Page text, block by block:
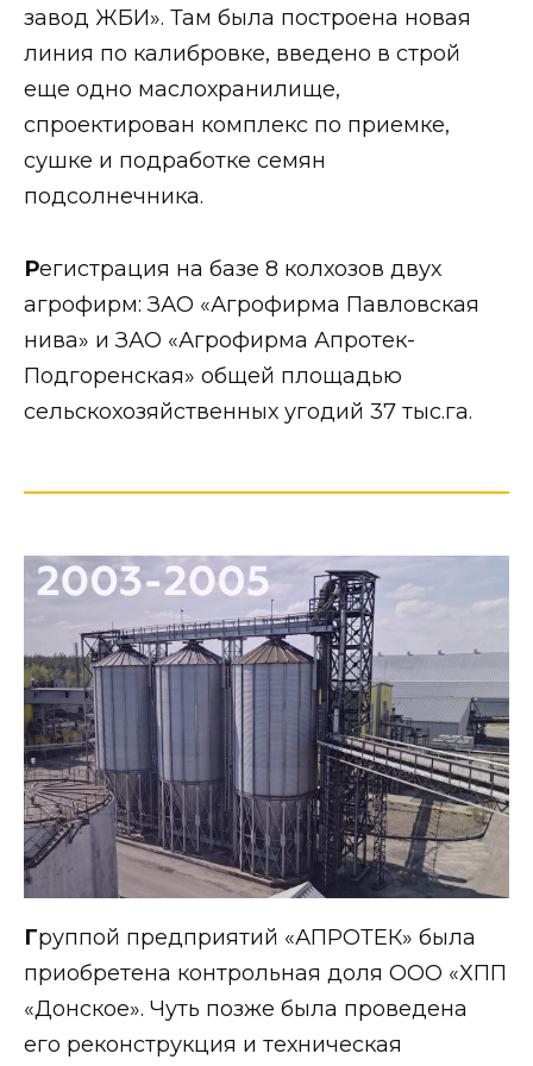
завод ЖБИ». Там была построена новая
линия по калибровке, введено в строй
еще одно маслохранилище,
спроектирован комплекс по приемке,
сушке и подработке семян
подсолнечника.
Регистрация на базе 8 колхозов двух
агрофирм: ЗАО «Агрофирма Павловская
нива» и ЗАО «Агрофирма Апротек-
Подгоренская» общей площадью
сельскохозяйственных угодий 37 тыс.га.
Группой предприятий «АПРОТЕК» была
приобретена контрольная доля ООО «ХПП
«Донское». Чуть позже была проведена
его реконструкция и техническая